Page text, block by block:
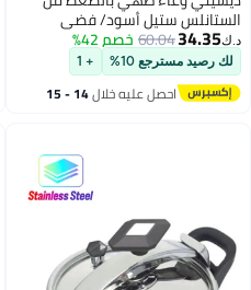
فضي
42%
+ 1
خلال 14 - 15
5, 7لترات 5.0
1
د.ك‏29.79
لك رصيد مسترجع 10%
احصل